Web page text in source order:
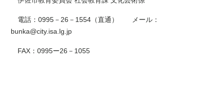
電話：0995－26－1554（直通） メール：
bunka@city.isa.lg.jp
FAX：0995ー26－1055